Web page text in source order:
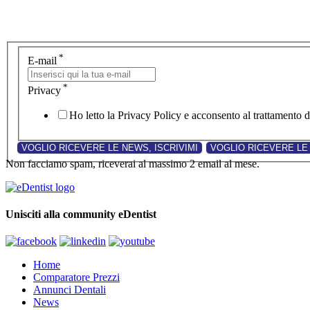
E-mail *
Privacy *
Ho letto la Privacy Policy e acconsento al trattamento
Non facciamo spam, riceverai al massimo 2 email al mese.
Unisciti alla community eDentist
Home
Comparatore Prezzi
Annunci Dentali
News